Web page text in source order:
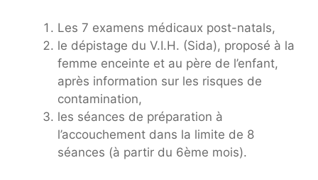
Les 7 examens médicaux post-natals,
le dépistage du V.I.H. (Sida), proposé à la
femme enceinte et au père de l’enfant,
après information sur les risques de
contamination,
les séances de préparation à
l’accouchement dans la limite de 8
séances (à partir du 6ème mois).